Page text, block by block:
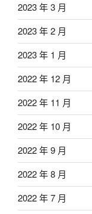
2023 年 3 月
2023 年 2 月
2023 年 1 月
2022 年 12 月
2022 年 11 月
2022 年 10 月
2022 年 9 月
2022 年 8 月
2022 年 7 月